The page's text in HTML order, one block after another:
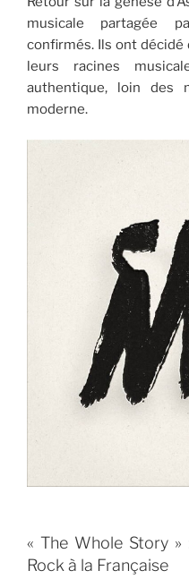
musicale partagée
confirmés. Ils ont décidé
leurs racines
authentique, loin des
moderne.
« The Whole Story
Rock à la Française